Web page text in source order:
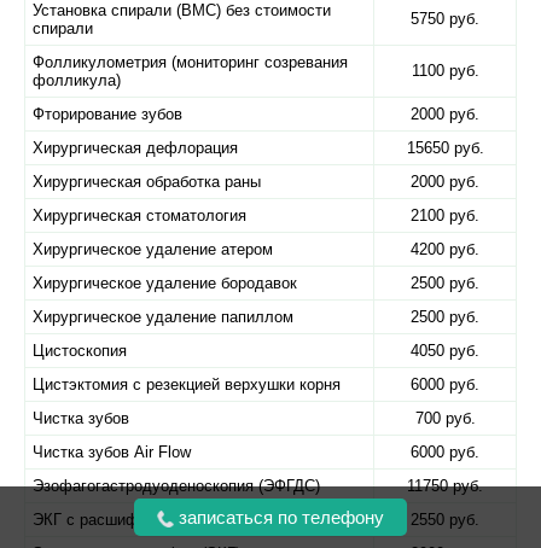
Установка спирали (ВМС) без стоимости
спирали
5750 руб.
Фолликулометрия (мониторинг созревания
фолликула)
1100 руб.
Фторирование зубов
2000 руб.
Хирургическая дефлорация
15650 руб.
Хирургическая обработка раны
2000 руб.
Хирургическая стоматология
2100 руб.
Хирургическое удаление атером
4200 руб.
Хирургическое удаление бородавок
2500 руб.
Хирургическое удаление папиллом
2500 руб.
Цистоскопия
4050 руб.
Цистэктомия с резекцией верхушки корня
6000 руб.
Чистка зубов
700 руб.
Чистка зубов Air Flow
6000 руб.
Эзофагогастродуоденоскопия (ЭФГДС)
11750 руб.
ЭКГ с расшифровкой
2550 руб.
записаться по телефону